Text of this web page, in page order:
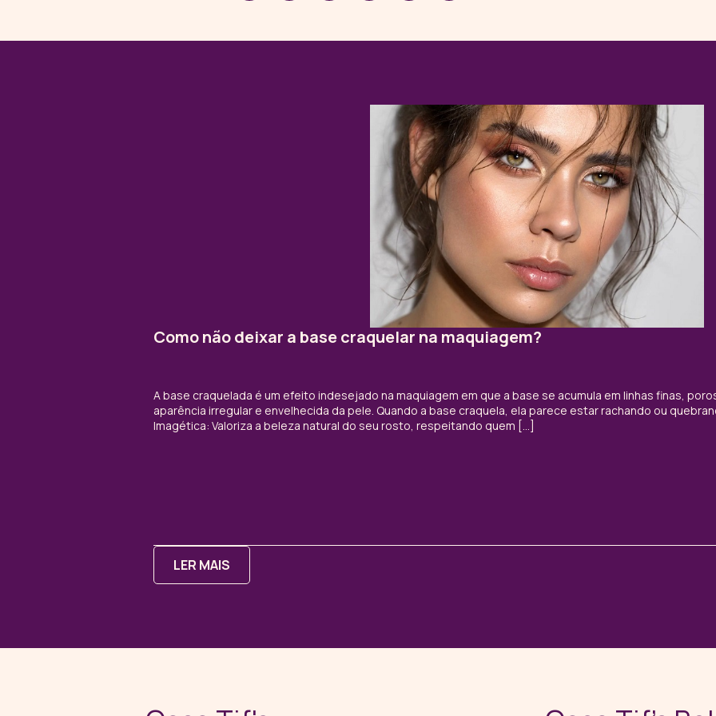
Como não deixar a base craquelar na maquiagem?
A base craquelada é um efeito indesejado na maquiagem em que a base se acumula em linhas finas,
aparência irregular e envelhecida da pele. Quando a base craquela, ela parece estar rachando ou
Imagética: Valoriza a beleza natural do seu rosto, respeitando quem […]
LER MAIS